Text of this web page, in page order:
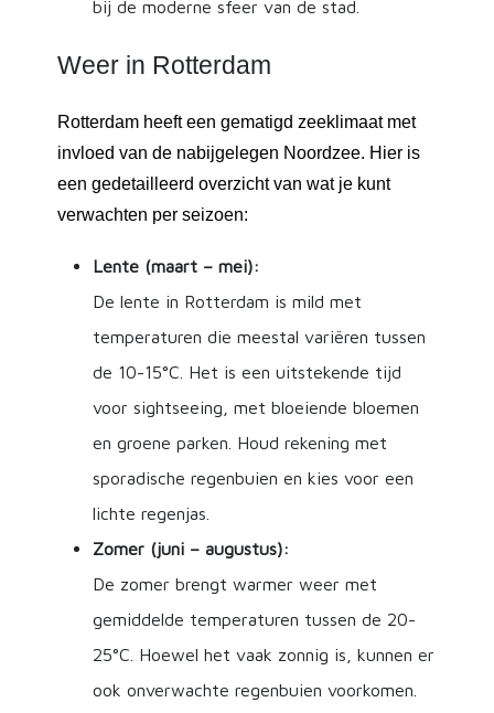
bij de moderne sfeer van de stad.
Weer in Rotterdam
Rotterdam heeft een gematigd zeeklimaat met
invloed van de nabijgelegen Noordzee. Hier is
een gedetailleerd overzicht van wat je kunt
verwachten per seizoen:
Lente (maart – mei):
De lente in Rotterdam is mild met
temperaturen die meestal variëren tussen
de 10-15°C. Het is een uitstekende tijd
voor sightseeing, met bloeiende bloemen
en groene parken. Houd rekening met
sporadische regenbuien en kies voor een
lichte regenjas.
Zomer (juni – augustus):
De zomer brengt warmer weer met
gemiddelde temperaturen tussen de 20-
25°C. Hoewel het vaak zonnig is, kunnen er
ook onverwachte regenbuien voorkomen.